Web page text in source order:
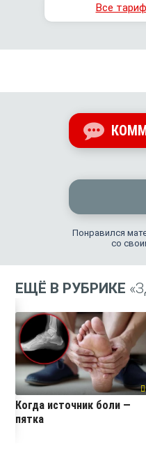
Все
Понравился
со
ЕЩЁ В РУБРИКЕ
Когда источник боли —
пятка